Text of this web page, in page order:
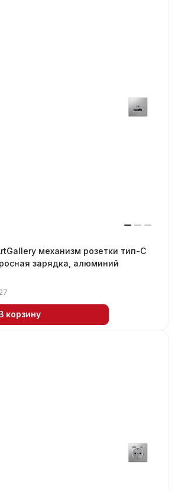
механизм розетки тип-С
зарядка, алюминий
корзину